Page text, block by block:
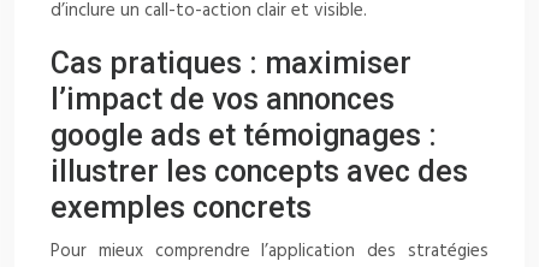
d’inclure un call-to-action clair et visible.
Cas pratiques : maximiser
l’impact de vos annonces
google ads et témoignages :
illustrer les concepts avec des
exemples concrets
Pour mieux comprendre l’application des stratégies